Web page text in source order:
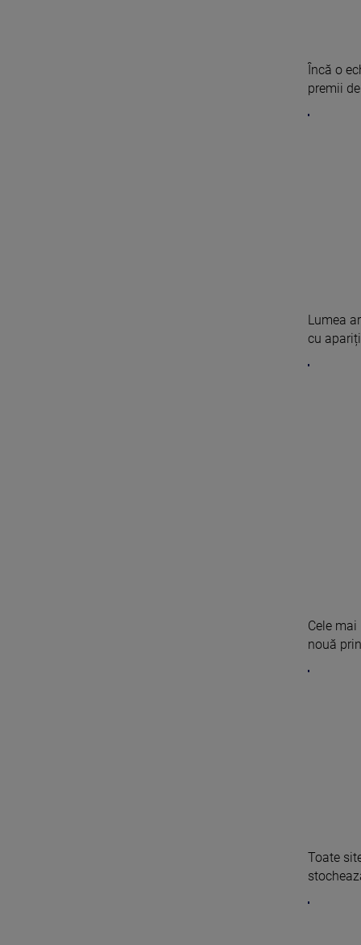
Încă o
premii
Lumea
cu
Cele
nouă
Toate